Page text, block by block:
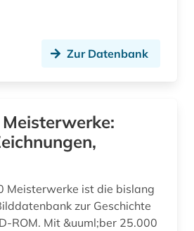
choreographie (1)
Zur Datenbank
Meisterwerke ist die bislang
zur Geschichte
ROM. Mit &uuml;ber 25.000